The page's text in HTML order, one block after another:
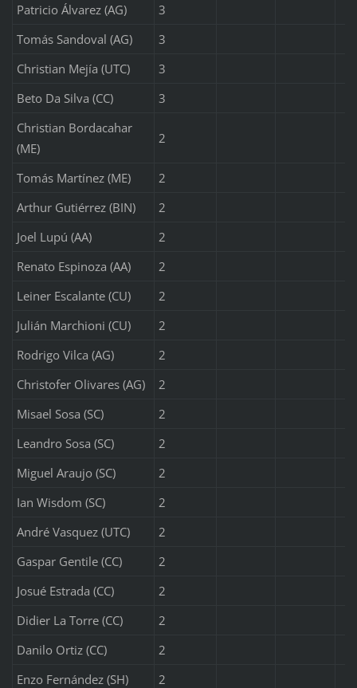
Patricio Álvarez (AG)
3
Tomás Sandoval (AG)
3
Christian Mejía (UTC)
3
Beto Da Silva (CC)
3
Christian Bordacahar
(ME)
2
Tomás Martínez (ME)
2
Arthur Gutiérrez (BIN)
2
Joel Lupú (AA)
2
Renato Espinoza (AA)
2
Leiner Escalante (CU)
2
Julián Marchioni (CU)
2
Rodrigo Vilca (AG)
2
Christofer Olivares (AG)
2
Misael Sosa (SC)
2
Leandro Sosa (SC)
2
Miguel Araujo (SC)
2
Ian Wisdom (SC)
2
André Vasquez (UTC)
2
Gaspar Gentile (CC)
2
Josué Estrada (CC)
2
Didier La Torre (CC)
2
Danilo Ortiz (CC)
2
Enzo Fernández (SH)
2